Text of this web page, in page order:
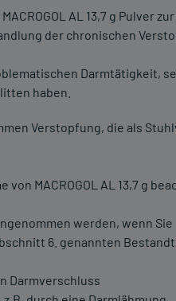
AL 13,7 g Pulver
der chronischen
Darmtätigkeit,
haben.
Verstopfung, die als
MACROGOL AL 13,7 g
werden, wenn Sie
6. genannten
Darmverschluss